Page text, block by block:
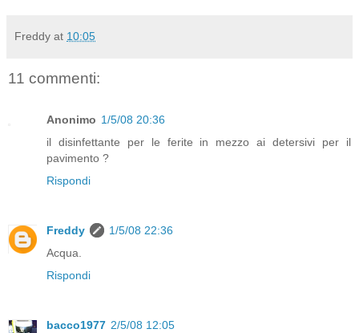
Freddy at 10:05
11 commenti:
Anonimo 1/5/08 20:36
il disinfettante per le ferite in mezzo ai detersivi per il
pavimento ?
Rispondi
Freddy
1/5/08 22:36
Acqua.
Rispondi
bacco1977 2/5/08 12:05